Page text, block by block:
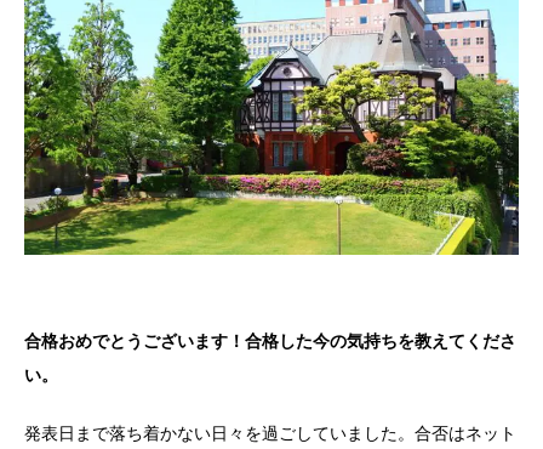
合格おめでとうございます！合格した今の気持ちを教えてくださ
い。
発表日まで落ち着かない日々を過ごしていました。合否はネット